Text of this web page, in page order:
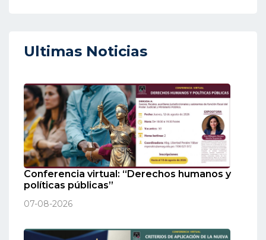
Ultimas Noticias
Conferencia virtual: “Derechos humanos y
políticas públicas”
07-08-2026